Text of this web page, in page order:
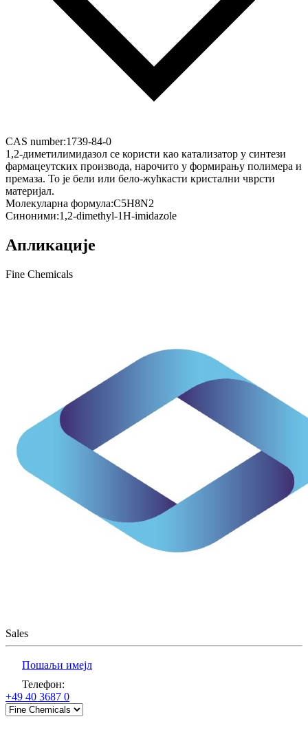
CAS number:1739-84-0
1,2-диметилимидазол се користи као катализатор у синтези
фармацеутских производа, нарочито у формирању полимера и
премаза. То је бели или бело-жућкасти кристални чврсти
материјал.
Молекуларна формула:C5H8N2
Синоними:1,2-dimethyl-1H-imidazole
Апликације
Fine Chemicals
Sales
Пошаљи имејл
Телефон:
+49 40 3687 0